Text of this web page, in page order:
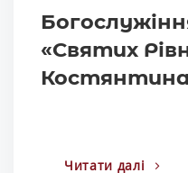
«Святих
Костянтина
Читати далі